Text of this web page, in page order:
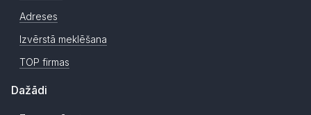
Adreses
Izvērstā meklēšana
TOP firmas
Dažādi